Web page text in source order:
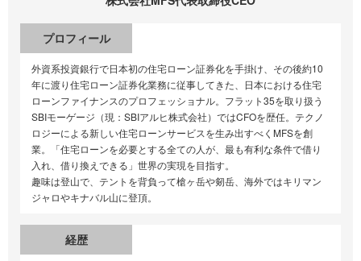
プロフィール
外資系投資銀行で日本初の住宅ローン証券化を手掛け、その後約10
年に渡り住宅ローン証券化業務に従事してきた、日本における住宅
ローンファイナンスのプロフェッショナル。フラット35を取り扱う
SBIモーゲージ（現：SBIアルヒ株式会社）ではCFOを歴任。テクノ
ロジーによる新しい住宅ローンサービスを生み出すべくMFSを創
業。「住宅ローンを必要とする全ての人が、最も有利な条件で借り
入れ、借り換えできる」世界の実現を目指す。
趣味は登山で、テントを背負って槍ヶ岳や剱岳、海外ではキリマン
ジャロやキナバル山に登頂。
経歴